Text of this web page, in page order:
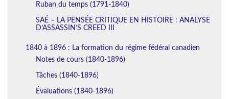
Ruban du temps (1791-1840)
SAÉ – LA PENSÉE CRITIQUE EN HISTOIRE : ANALYSE
D’ASSASSIN’S CREED III
1840 à 1896 : La formation du régime fédéral canadien
Notes de cours (1840-1896)
Tâches (1840-1896)
Évaluations (1840-1896)